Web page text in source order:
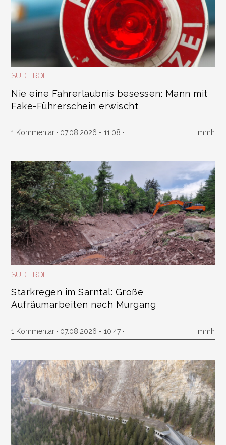
SÜDTIROL
Nie eine Fahrerlaubnis besessen: Mann mit
Fake-Führerschein erwischt
1 Kommentar · 07.08.2026 - 11:08 · mmh
SÜDTIROL
Starkregen im Sarntal: Große
Aufräumarbeiten nach Murgang
1 Kommentar · 07.08.2026 - 10:47 · mmh